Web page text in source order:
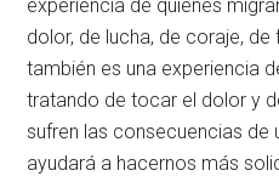
experiencia de quienes
dolor, de lucha, de coraje,
también es una experiencia
tratando de tocar el dolor y
sufren las consecuencias de
ayudará a hacernos más